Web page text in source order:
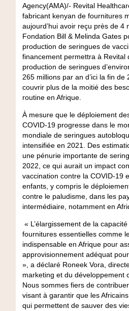
Agency(AMA)/- Revital
fabricant kenyan de fournitures
aujourd’hui avoir reçu près de 4
Fondation Bill & Melinda Gates
production de seringues de
financement permettra à Revital
production de seringues
265 millions par an d’ici la fin
couvrir plus de la moitié des
routine en Afrique.
À mesure que le déploiement
COVID-19 progresse dans le
mondiale de seringues
intensifiée en 2021. Des
une pénurie importante de
2022, ce qui aurait un impact
vaccination contre la COVID-19
enfants, y compris le
contre le paludisme, dans les
intermédiaire, notamment en
« L’élargissement de la
fournitures essentielles comme
indispensable en Afrique pour
approvisionnement adéquat
», a déclaré Roneek Vora,
marketing et du développement
Nous sommes fiers de
visant à garantir que les
qui permettent de sauver des